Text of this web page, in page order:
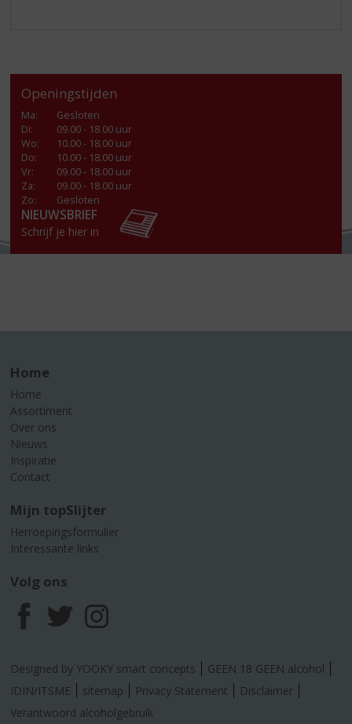
Openingstijden
Ma:
Gesloten
Di:
09.00 - 18.00 uur
Wo:
10.00 - 18.00 uur
Do:
10.00 - 18.00 uur
Vr:
09.00 - 18.00 uur
Za:
09.00 - 18.00 uur
Zo:
Gesloten
NIEUWSBRIEF
Schrijf je hier in
Home
Home
Assortiment
Over ons
Nieuws
Inspiratie
Contact
Mijn topSlijter
Herroepingsformulier
Interessante links
Volg ons
F
a
c
T
w
i
I
n
s
Designed by YOOKY smart concepts
GEEN 18 GEEN alcohol
IDIN/ITSME
sitemap Privacy Statement
Disclaimer
Verantwoord alcoholgebruik